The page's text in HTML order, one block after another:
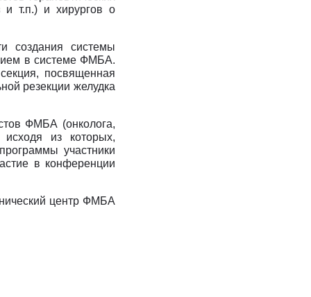
и т.п.) и хирургов о
создания системы
в системе ФМБА.
посвященная
резекции желудка
ФМБА (онколога,
исходя из которых,
участники
в конференции
центр ФМБА